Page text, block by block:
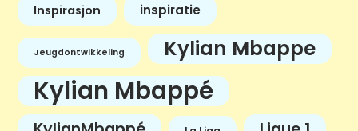
Inspirasjon inspiratie
Jeugdontwikkeling Kylian Mbappe
Kylian Mbappé